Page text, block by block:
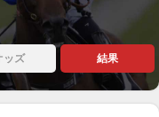
ッズ 結果